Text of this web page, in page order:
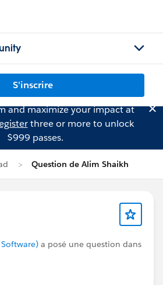
S'inscrire
and maximize your impact at
three or more to unlock
$999 passes.
Question de Alim Shaikh
a posé une question dans